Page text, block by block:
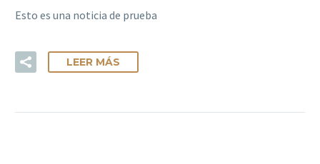
Esto es una noticia de prueba
LEER MÁS